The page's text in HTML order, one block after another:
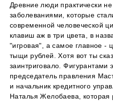
Древние люди практически
заболеваниями, которые
современной человеческой
клавиш аж в три цвета, в
"игровая", а самое главное -
тыщи рублей. Хотя вот ты
заинтриговало. Фигурантами
председатель правления
и начальник кредитного
Наталья Желобаева, которая